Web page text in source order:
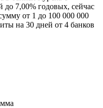
до 7,00% годовых, сейчас
от 1 до 100 000 000
на 30 дней от 4 банков